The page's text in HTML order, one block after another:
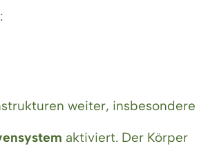
weiter, insbesondere
aktiviert. Der Körper